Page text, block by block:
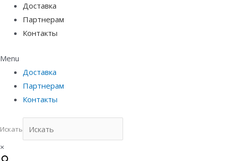
Доставка
Партнерам
Контакты
Menu
Доставка
Партнерам
Контакты
Искать
×